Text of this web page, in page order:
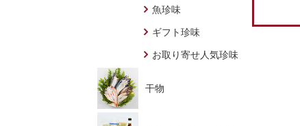
魚珍味
ギフト珍味
お取り寄せ人気珍味
干物